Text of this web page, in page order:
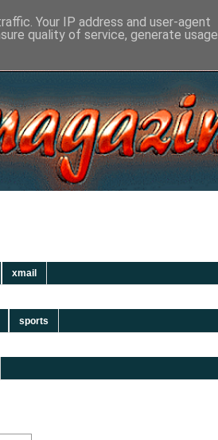
xmail
sports
Your IP address and user-agent
quality of service, generate usage